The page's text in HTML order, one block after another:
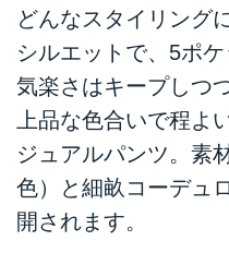
どんなスタイリング
シルエットで、5ポ
気楽さはキープしつ
上品な色合いで程よ
ジュアルパンツ。素
色）と細畝コーデュ
開されます。